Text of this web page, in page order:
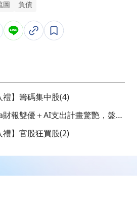
圖 負債
禮】籌碼集中股(4)
財報雙優＋AI支出計畫驚艷，盤後
禮】官股狂買股(2)